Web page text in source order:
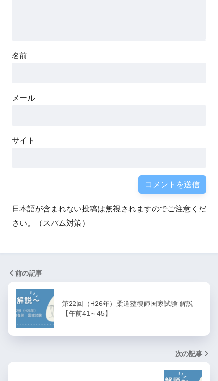
名前
メール
サイト
日本語が含まれない投稿は無視されますのでご注意くだ
さい。（スパム対策）
前の記事
第22回（H26年）柔道整復師国家試験 解説
【午前41～45】
次の記事